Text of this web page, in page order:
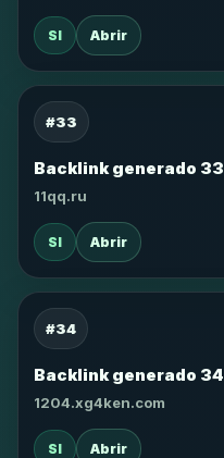
SI Abrir
#33
Backlink generado 33
11qq.ru
SI Abrir
#34
Backlink generado 34
1204.xg4ken.com
SI Abrir